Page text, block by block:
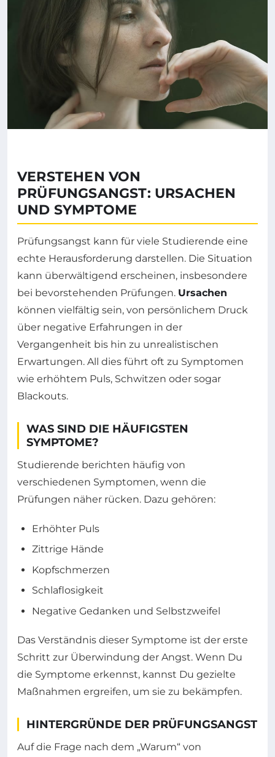
VERSTEHEN VON
PRÜFUNGSANGST: URSACHEN
UND SYMPTOME
Prüfungsangst kann für viele Studierende eine
echte Herausforderung darstellen. Die Situation
kann überwältigend erscheinen, insbesondere
bei bevorstehenden Prüfungen. Ursachen
können vielfältig sein, von persönlichem Druck
über negative Erfahrungen in der
Vergangenheit bis hin zu unrealistischen
Erwartungen. All dies führt oft zu Symptomen
wie erhöhtem Puls, Schwitzen oder sogar
Blackouts.
WAS SIND DIE HÄUFIGSTEN
SYMPTOME?
Studierende berichten häufig von
verschiedenen Symptomen, wenn die
Prüfungen näher rücken. Dazu gehören:
Erhöhter Puls
Zittrige Hände
Kopfschmerzen
Schlaflosigkeit
Negative Gedanken und Selbstzweifel
Das Verständnis dieser Symptome ist der erste
Schritt zur Überwindung der Angst. Wenn Du
die Symptome erkennst, kannst Du gezielte
Maßnahmen ergreifen, um sie zu bekämpfen.
HINTERGRÜNDE DER PRÜFUNGSANGST
Auf die Frage nach dem „Warum“ von